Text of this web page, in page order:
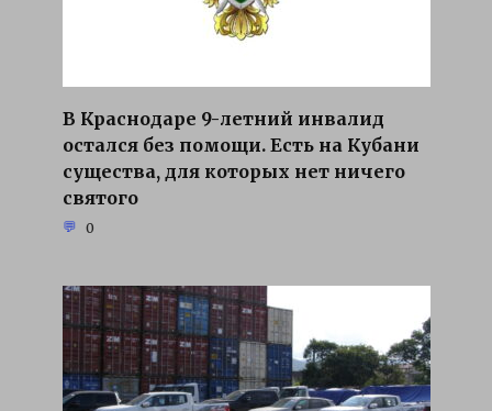
В Краснодаре 9-летний инвалид
остался без помощи. Есть на Кубани
существа, для которых нет ничего
святого
0